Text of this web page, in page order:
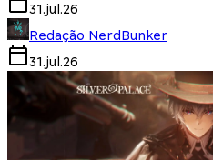
31.jul.26
Redação NerdBunker
31.jul.26